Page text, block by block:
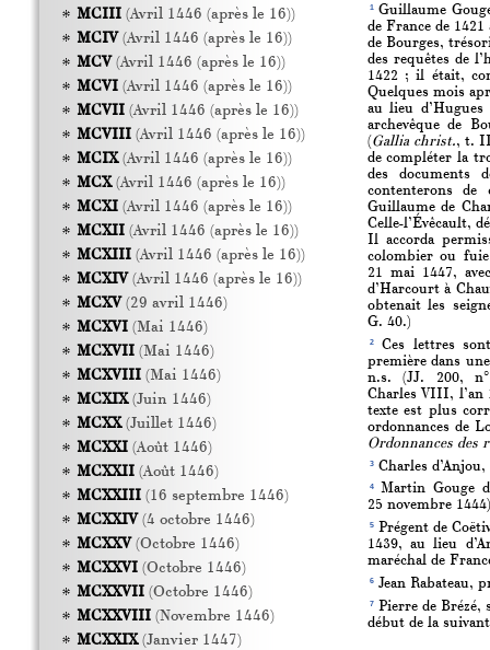
1Guillaume
de France de
de Bourges,
des requêtes de
1422 ; il était,
Quelques mois
au lieu
archevêque de
(Gallia christ., t.
de compléter la
des documents
contenterons
Guillaume de
Celle-l’Évêcault,
Il accorda
colombier ou
21 mai 1447,
d’Harcourt à
obtenait les
G. 40.)
2Ces lettres
première dans
n.s. (JJ. 200,
Charles VIII, l’an
texte est plus
ordonnances de
Ordonnances des
3Charles
4Martin Gouge
25 novembre
5Prégent de
1439, au lieu
maréchal de
6Jean Rabateau,
7Pierre de Brézé,
début de la
MCIII(Avril 1446 (après le 16))
MCIV(Avril 1446 (après le 16))
MCV(Avril 1446 (après le 16))
MCVI(Avril 1446 (après le 16))
MCVII(Avril 1446 (après le 16))
MCVIII(Avril 1446 (après le 16))
MCIX(Avril 1446 (après le 16))
MCX(Avril 1446 (après le 16))
MCXI(Avril 1446 (après le 16))
MCXII(Avril 1446 (après le 16))
MCXIII(Avril 1446 (après le 16))
MCXIV(Avril 1446 (après le 16))
MCXV(29 avril 1446)
MCXVI(Mai 1446)
MCXVII(Mai 1446)
MCXVIII(Mai 1446)
MCXIX(Juin 1446)
MCXX(Juillet 1446)
MCXXI(Août 1446)
MCXXII(Août 1446)
MCXXIII(16 septembre 1446)
MCXXIV(4 octobre 1446)
MCXXV(Octobre 1446)
MCXXVI(Octobre 1446)
MCXXVII(Octobre 1446)
MCXXVIII(Novembre 1446)
MCXXIX(Janvier 1447)